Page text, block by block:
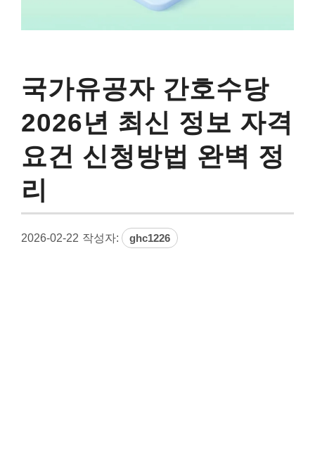
국가유공자 간호수당
2026년 최신 정보 자격
요건 신청방법 완벽 정
리
2026-02-22 작성자: ghc1226